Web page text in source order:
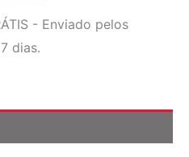
- Enviado pelos
dias.